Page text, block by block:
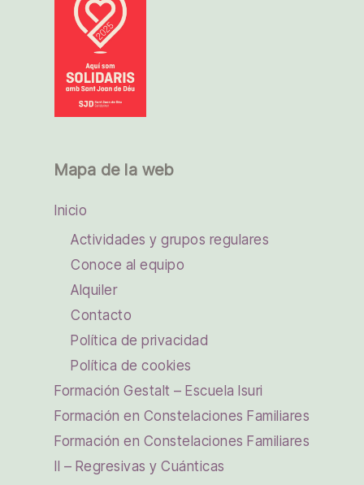
Mapa de la web
Inicio
Actividades y grupos regulares
Conoce al equipo
Alquiler
Contacto
Política de privacidad
Política de cookies
Formación Gestalt – Escuela Isuri
Formación en Constelaciones Familiares
Formación en Constelaciones Familiares
II – Regresivas y Cuánticas